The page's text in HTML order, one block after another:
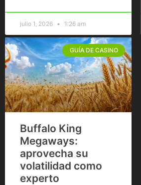
julio 1, 2026 1:26 am
GUÍA DE CASINO
Buffalo King
Megaways:
aprovecha su
volatilidad como
experto